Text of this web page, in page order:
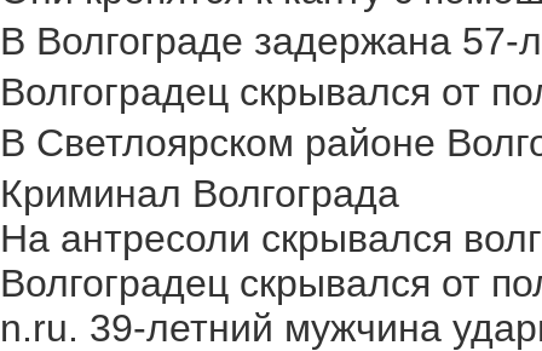
В Волгограде задержана 57-
Волгоградец скрывался от
В Светлоярском районе
Криминал Волгограда
На антресоли скрывался
Волгоградец скрывался от
n.ru. 39-летний мужчина